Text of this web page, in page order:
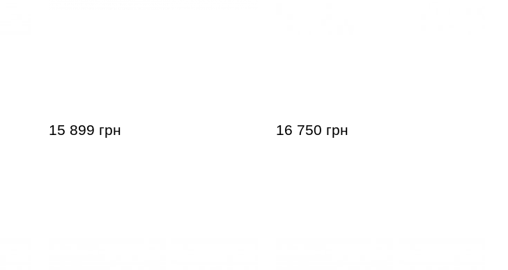
15 899 грн 16 750 грн